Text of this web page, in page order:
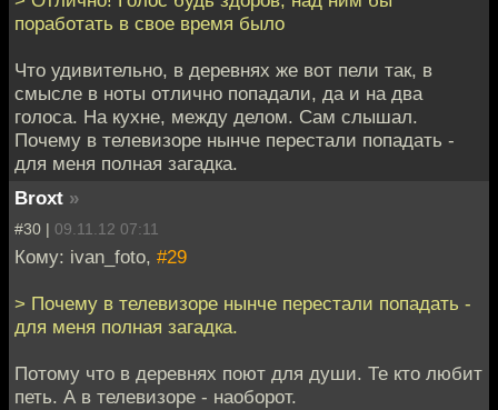
поработать в свое время было
Что удивительно, в деревнях же вот пели так, в
смысле в ноты отлично попадали, да и на два
голоса. На кухне, между делом. Сам слышал.
Почему в телевизоре нынче перестали попадать -
для меня полная загадка.
Broxt »
#30 | 09.11.12 07:11
Кому: ivan_foto, #29
> Почему в телевизоре нынче перестали попадать -
для меня полная загадка.
Потому что в деревнях поют для души. Те кто любит
петь. А в телевизоре - наоборот.